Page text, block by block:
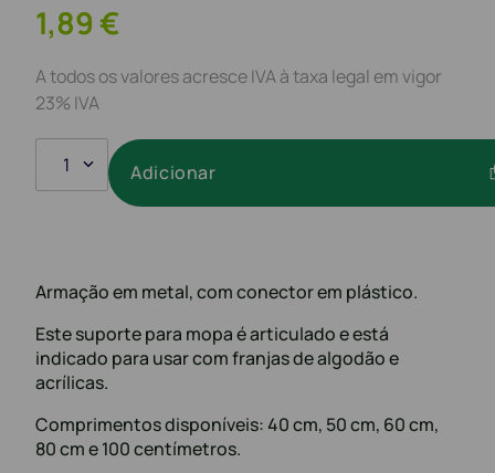
1,89€
A todos os valores acresce IVA à taxa legal em vigor
23% IVA
1 Adicionar
Armação em metal, com conector em plástico.
Este suporte para mopa é articulado e está
indicado para usar com franjas de algodão e
acrílicas.
Comprimentos disponíveis: 40 cm, 50 cm, 60 cm,
80 cm e 100 centímetros.